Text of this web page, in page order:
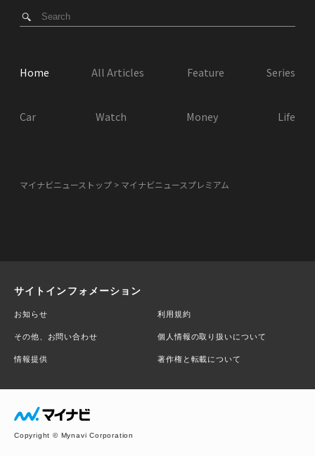
Home All Articles Feature Series
Car Watch Money Life
マイナビニューストップ マイナビニュースプレミアム
サイトインフォメーション
お知らせ 利用規約
その他、お問い合わせ 個人情報の取り扱いについて
情報提供 著作権と転載について
Copyright © Mynavi Corporation